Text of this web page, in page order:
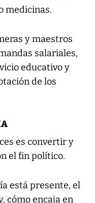
medicinas.
y maestros
salariales,
educativo y
de los
es convertir y
el fin político.
está presente, el
cómo encaja en